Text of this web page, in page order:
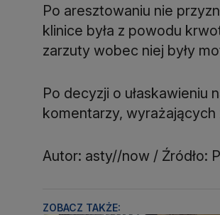
Po aresztowaniu nie
klinice była z powodu
zarzuty wobec niej były
Po decyzji o ułaskawieniu
komentarzy,
Autor: asty//now / Źródło:
ZOBACZ TAKŻE: